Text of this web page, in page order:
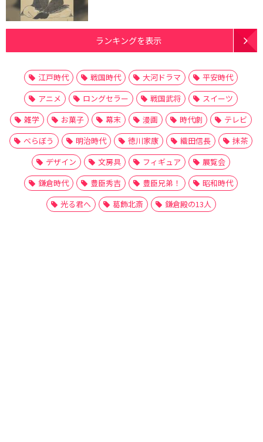
ランキングを表示
江戸時代 戦国時代 大河ドラマ
平安時代
アニメ
ロングセラー 戦国武将
スイーツ
雑学
お菓子 幕末 漫画 時代劇
テレビ
べらぼう
明治時代 徳川家康 織田信長
抹茶
デザイン
文房具 フィギュア
展覧会
鎌倉時代
豊臣秀吉 豊臣兄弟！
昭和時代
光る君へ
葛飾北斎 鎌倉殿の13人